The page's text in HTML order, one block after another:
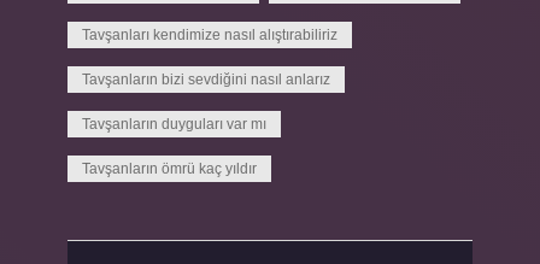
Tavşanları kendimize nasıl alıştırabiliriz
Tavşanların bizi sevdiğini nasıl anlarız
Tavşanların duyguları var mı
Tavşanların ömrü kaç yıldır